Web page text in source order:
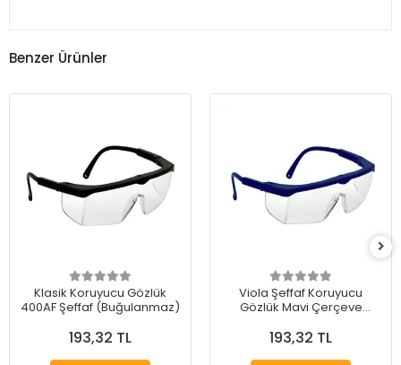
Benzer Ürünler
Klasik Koruyucu Gözlük
400AF Şeffaf (Buğulanmaz)
193,32 TL
Viola Şeffaf Koruyucu
Gözlük Mavi Çerçeve
193,32 TL